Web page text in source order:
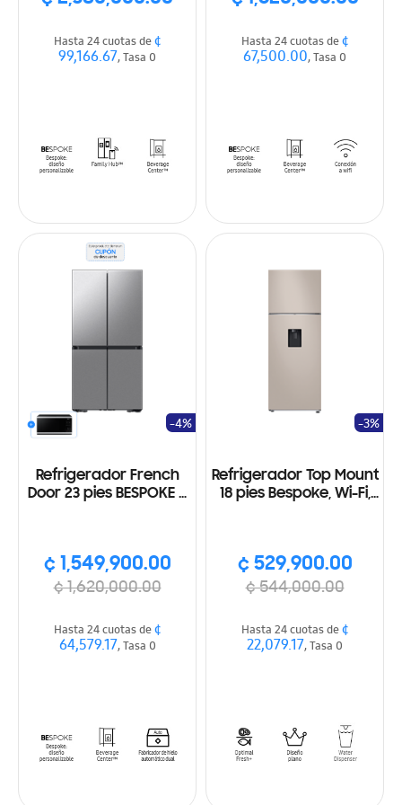
Hasta 24 cuotas de¢
99,166.67, Tasa 0
Hasta 24 cuotas de¢
67,500.00, Tasa 0
Refrigerador French
Door 23 pies BESPOKE 4
inoxidable
¢ 1,549,900.00
¢ 1,620,000.00
-4%
Hasta 24 cuotas de¢
64,579.17, Tasa 0
Refrigerador Top Mount
18 pies Bespoke, Wi-Fi,
¢ 529,900.00
¢ 544,000.00
-3%
Hasta 24 cuotas de¢
22,079.17, Tasa 0